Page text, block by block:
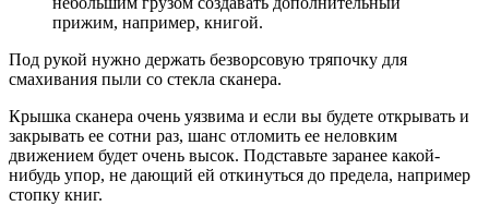
прижим, например, книгой.
Под рукой нужно держать безворсовую тряпочку для
смахивания пыли со стекла сканера.
Крышка сканера очень уязвима и если вы будете открывать и
закрывать ее сотни раз, шанс отломить ее неловким
движением будет очень высок. Подставьте заранее какой-
нибудь упор, не дающий ей откинуться до предела, например
стопку книг.